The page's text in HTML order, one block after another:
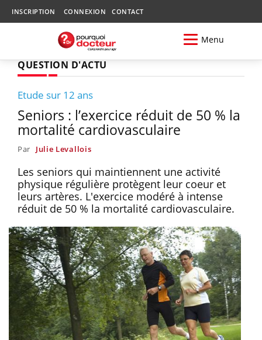
INSCRIPTION CONNEXION CONTACT
Menu
QUESTION D'ACTU
Etude sur 12 ans
Seniors : l’exercice réduit de 50 % la
mortalité cardiovasculaire
Par Julie Levallois
Les seniors qui maintiennent une activité
physique régulière protègent leur coeur et
leurs artères. L'exercice modéré à intense
réduit de 50 % la mortalité cardiovasculaire.